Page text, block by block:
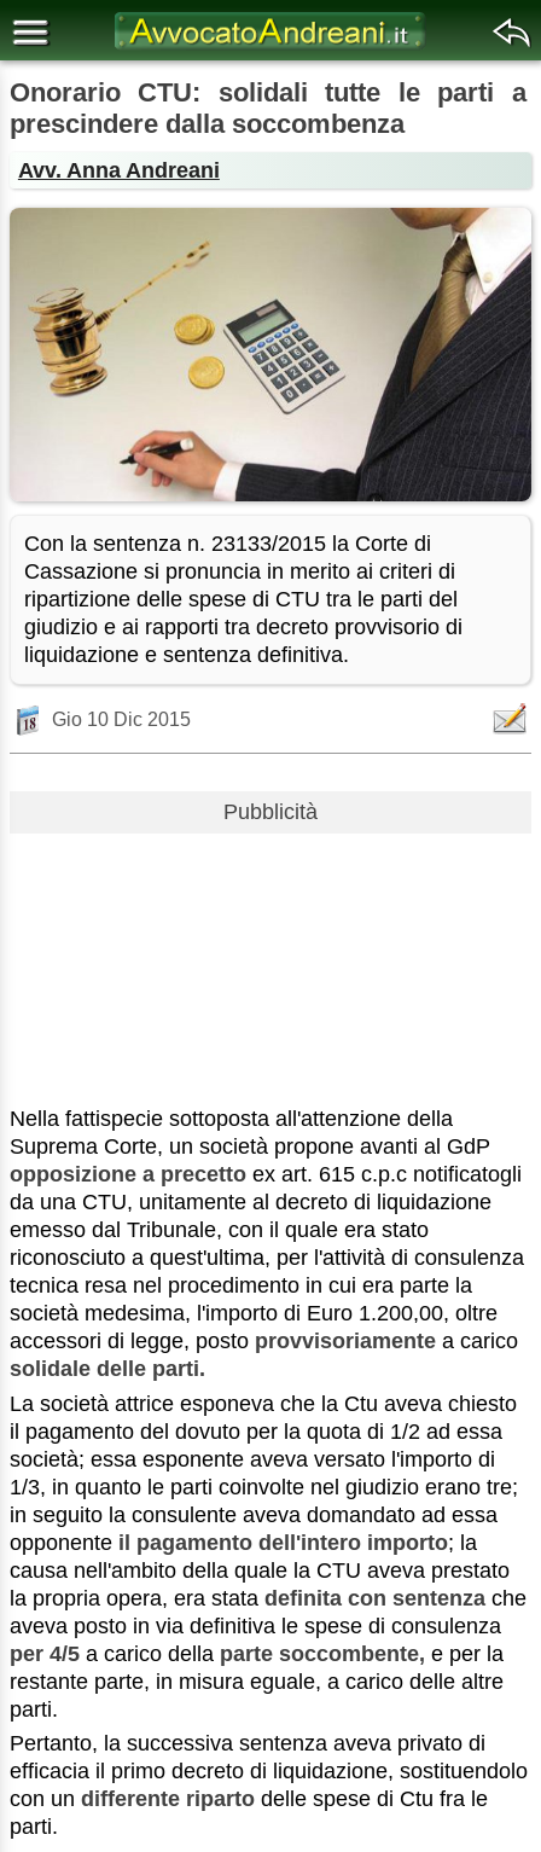
Onorario CTU: solidali tutte le parti a
prescindere dalla soccombenza
Avv. Anna Andreani
Con la sentenza n. 23133/2015 la Corte di
Cassazione si pronuncia in merito ai criteri di
ripartizione delle spese di CTU tra le parti del
giudizio e ai rapporti tra decreto provvisorio di
liquidazione e sentenza definitiva.
Gio 10 Dic 2015
Pubblicità
Nella fattispecie sottoposta all'attenzione della
Suprema Corte, un società propone avanti al GdP
opposizione a precetto ex art. 615 c.p.c notificatogli
da una CTU, unitamente al decreto di liquidazione
emesso dal Tribunale, con il quale era stato
riconosciuto a quest'ultima, per l'attività di consulenza
tecnica resa nel procedimento in cui era parte la
società medesima, l'importo di Euro 1.200,00, oltre
accessori di legge, posto provvisoriamente a carico
solidale delle parti.
La società attrice esponeva che la Ctu aveva chiesto
il pagamento del dovuto per la quota di 1/2 ad essa
società; essa esponente aveva versato l'importo di
1/3, in quanto le parti coinvolte nel giudizio erano tre;
in seguito la consulente aveva domandato ad essa
opponente il pagamento dell'intero importo; la
causa nell'ambito della quale la CTU aveva prestato
la propria opera, era stata definita con sentenza che
aveva posto in via definitiva le spese di consulenza
per 4/5 a carico della parte soccombente, e per la
restante parte, in misura eguale, a carico delle altre
parti.
Pertanto, la successiva sentenza aveva privato di
efficacia il primo decreto di liquidazione, sostituendolo
con un differente riparto delle spese di Ctu fra le
parti.